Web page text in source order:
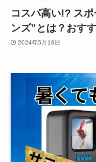
コスパ高い!? ス
ンズ”とは？おす
2024年5月16日